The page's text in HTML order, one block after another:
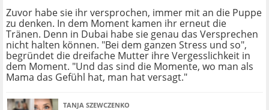
Zuvor habe sie ihr versprochen, immer mit an die Puppe
zu denken. In dem Moment kamen ihr erneut die
Tränen. Denn in Dubai habe sie genau das Versprechen
nicht halten können. "Bei dem ganzen Stress und so",
begründet die dreifache Mutter ihre Vergesslichkeit in
dem Moment. "Und das sind die Momente, wo man als
Mama das Gefühl hat, man hat versagt."
TANJA SZEWCZENKO